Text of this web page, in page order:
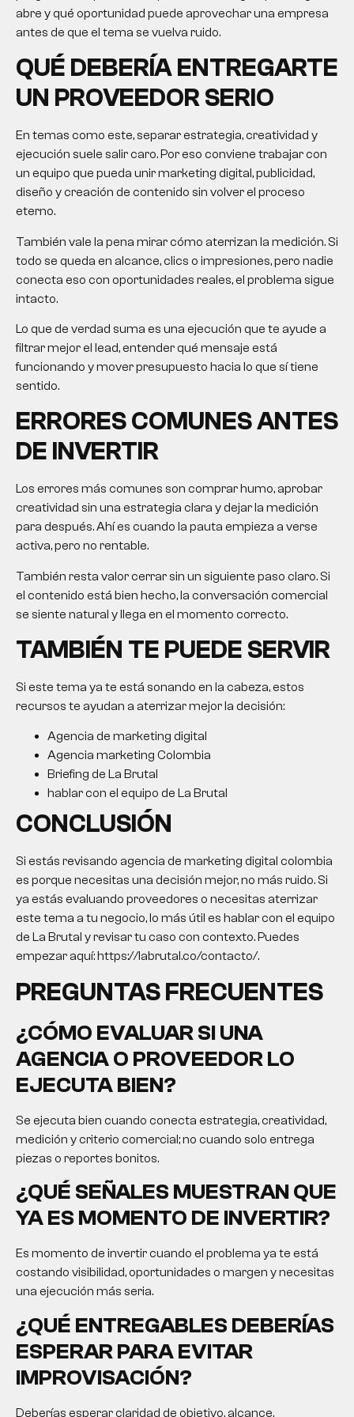
abre y qué oportunidad puede aprovechar una empresa
antes de que el tema se vuelva ruido.
QUÉ DEBERÍA ENTREGARTE
UN PROVEEDOR SERIO
En temas como este, separar estrategia, creatividad y
ejecución suele salir caro. Por eso conviene trabajar con
un equipo que pueda unir marketing digital, publicidad,
diseño y creación de contenido sin volver el proceso
eterno.
También vale la pena mirar cómo aterrizan la medición. Si
todo se queda en alcance, clics o impresiones, pero nadie
conecta eso con oportunidades reales, el problema sigue
intacto.
Lo que de verdad suma es una ejecución que te ayude a
filtrar mejor el lead, entender qué mensaje está
funcionando y mover presupuesto hacia lo que sí tiene
sentido.
ERRORES COMUNES ANTES
DE INVERTIR
Los errores más comunes son comprar humo, aprobar
creatividad sin una estrategia clara y dejar la medición
para después. Ahí es cuando la pauta empieza a verse
activa, pero no rentable.
También resta valor cerrar sin un siguiente paso claro. Si
el contenido está bien hecho, la conversación comercial
se siente natural y llega en el momento correcto.
TAMBIÉN TE PUEDE SERVIR
Si este tema ya te está sonando en la cabeza, estos
recursos te ayudan a aterrizar mejor la decisión:
Agencia de marketing digital
Agencia marketing Colombia
Briefing de La Brutal
hablar con el equipo de La Brutal
CONCLUSIÓN
Si estás revisando agencia de marketing digital colombia
es porque necesitas una decisión mejor, no más ruido. Si
ya estás evaluando proveedores o necesitas aterrizar
este tema a tu negocio, lo más útil es hablar con el equipo
de La Brutal y revisar tu caso con contexto. Puedes
empezar aquí: https://labrutal.co/contacto/.
PREGUNTAS FRECUENTES
¿CÓMO EVALUAR SI UNA
AGENCIA O PROVEEDOR LO
EJECUTA BIEN?
Se ejecuta bien cuando conecta estrategia, creatividad,
medición y criterio comercial; no cuando solo entrega
piezas o reportes bonitos.
¿QUÉ SEÑALES MUESTRAN QUE
YA ES MOMENTO DE INVERTIR?
Es momento de invertir cuando el problema ya te está
costando visibilidad, oportunidades o margen y necesitas
una ejecución más seria.
¿QUÉ ENTREGABLES DEBERÍAS
ESPERAR PARA EVITAR
IMPROVISACIÓN?
Deberías esperar claridad de objetivo, alcance,